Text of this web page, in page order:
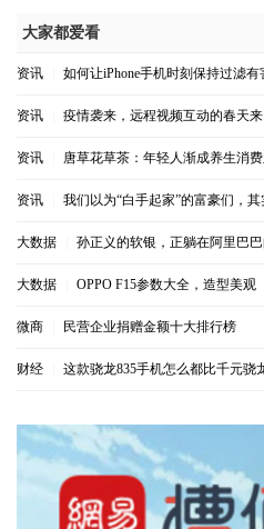
大家都爱看
资讯 如何让iPhone手机时刻保持过滤有
资讯 疫情袭来，远程视频互动的春天来
资讯 唐草花草茶：年轻人渐成养生消
资讯 我们以为“白手起家”的富豪们，
大数据 孙正义的软银，正躺在阿里巴
大数据 OPPO F15参数大全，造型美观
微商 民营企业捐赠金额十大排行榜
财经 这款骁龙835手机怎么都比千元骁